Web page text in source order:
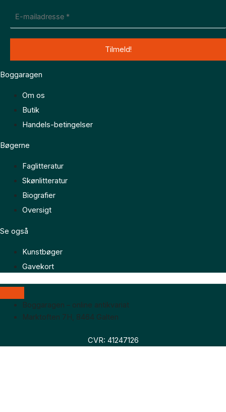
Boggaragen
Om os
Butik
Handels-betingelser
Bøgerne
Faglitteratur
Skønlitteratur
Biografier
Oversigt
Se også
Kunstbøger
Gavekort
Boggaragen – online antikvariat
Marktoften 7H, 8464 Galten
CVR: 41247126